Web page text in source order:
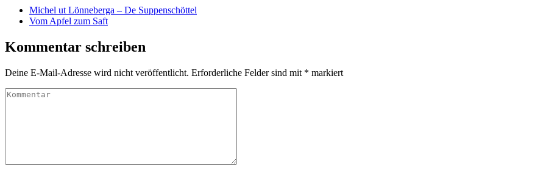
Michel ut Lönneberga – De Suppenschöttel
Vom Apfel zum Saft
Kommentar schreiben
Deine E-Mail-Adresse wird nicht veröffentlicht. Erforderliche Felder sind mit * markiert